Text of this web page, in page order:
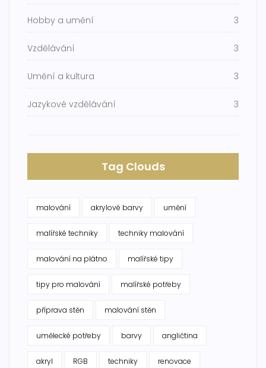
Hobby a umění 3
Vzdělávání 3
Umění a kultura 3
Jazykové vzdělávání 3
Tag Clouds
malování akrylové barvy umění
malířské techniky techniky malování
malování na plátno malířské tipy
tipy pro malování malířské potřeby
příprava stěn malování stěn
umělecké potřeby barvy angličtina
akryl RGB techniky renovace